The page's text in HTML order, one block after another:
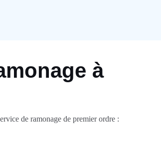
à
de ramonage de premier ordre :